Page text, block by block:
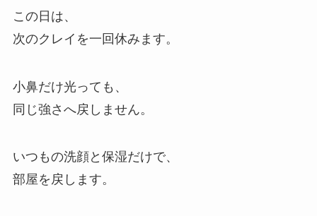
この日は、
次のクレイを一回休みます。
小鼻だけ光っても、
同じ強さへ戻しません。
いつもの洗顔と保湿だけで、
部屋を戻します。